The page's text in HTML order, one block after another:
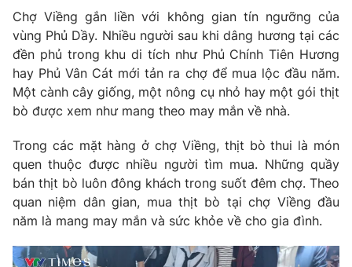
Chợ Viềng gắn liền với không gian tín ngưỡng của
vùng Phủ Dầy. Nhiều người sau khi dâng hương tại các
đền phủ trong khu di tích như Phủ Chính Tiên Hương
hay Phủ Vân Cát mới tản ra chợ để mua lộc đầu năm.
Một cành cây giống, một nông cụ nhỏ hay một gói thịt
bò được xem như mang theo may mắn về nhà.
Trong các mặt hàng ở chợ Viềng, thịt bò thui là món
quen thuộc được nhiều người tìm mua. Những quầy
bán thịt bò luôn đông khách trong suốt đêm chợ. Theo
quan niệm dân gian, mua thịt bò tại chợ Viềng đầu
năm là mang may mắn và sức khỏe về cho gia đình.